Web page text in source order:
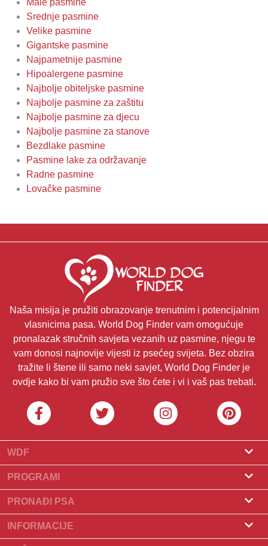
Male pasmine
Srednje pasmine
Velike pasmine
Gigantske pasmine
Najpametnije pasmine
Hipoalergene pasmine
Najbolje obiteljske pasmine
Najbolje pasmine za zaštitu
Najbolje pasmine za djecu
Najbolje pasmine za stanove
Bezdlake pasmine
Pasmine lake za održavanje
Radne pasmine
Lovačke pasmine
Naša misija je pružiti obrazovanje trenutnim i potencijalnim
vlasnicima pasa. World Dog Finder vam omogućuje
pronalazak stručnih savjeta vezanih uz pasmine, njegu te
vam donosi najnovije vijesti iz psećeg svijeta. Bez obzira
tražite li štene ili samo neki savjet, World Dog Finder je
ovdje kako bi vam pružio sve što ćete i vi i vaš pas trebati.
WDF
O nama
Što je World Dog Finder
Koje saveze prihvaćamo?
Kontakt
PROGRAMI
Program za uzgajivače
Program za groomere
PRONAĐI PSA
Pronađite uzgajivača
Psi na prodaju
INFORMACIJE